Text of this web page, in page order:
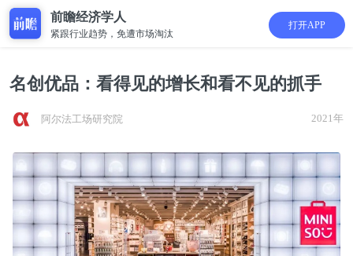
前瞻经济学人
紧跟行业趋势，免遭市场淘汰
打开APP
名创优品：看得见的增长和看不见的抓手
阿尔法工场研究院 2021年